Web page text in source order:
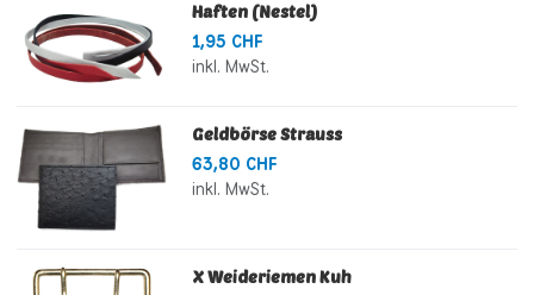
Haften (Nestel)
1,95 CHF
inkl. MwSt.
Geldbörse Strauss
63,80 CHF
inkl. MwSt.
X Weideriemen Kuh